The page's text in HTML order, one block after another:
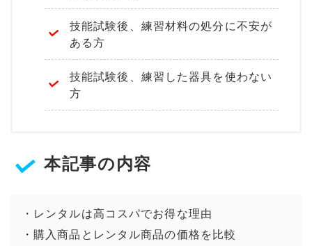
技能試験後、練習材料の処分に不安が
ある方
技能試験後、練習した器具を使わない
方
本記事の内容
・レンタルは高コスパでお得な理由
・購入商品とレンタル商品の価格を比較